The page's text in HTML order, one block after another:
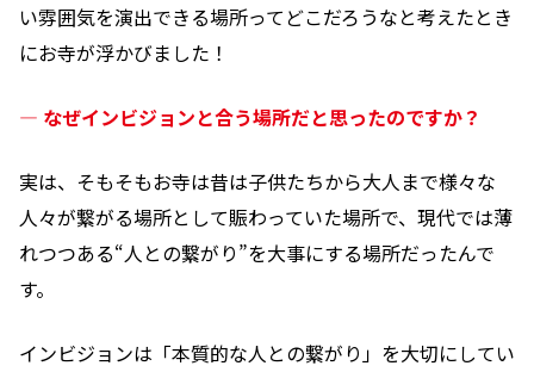
い雰囲気を演出できる場所ってどこだろうなと考えたとき
にお寺が浮かびました！
― なぜインビジョンと合う場所だと思ったのですか？
実は、そもそもお寺は昔は子供たちから大人まで様々な
人々が繋がる場所として賑わっていた場所で、現代では薄
れつつある“人との繋がり”を大事にする場所だったんで
す。
インビジョンは「本質的な人との繋がり」を大切にしてい